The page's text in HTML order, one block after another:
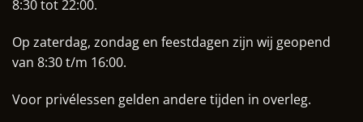
8:30 tot 22:00.
Op zaterdag, zondag en feestdagen zijn wij geopend
van 8:30 t/m 16:00.
Voor privélessen gelden andere tijden in overleg.